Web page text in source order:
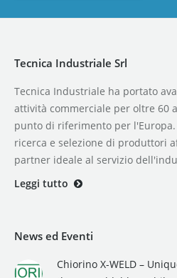
Tecnica Industriale Srl
Tecnica Industriale ha portato
attività commerciale per oltre 60
punto di riferimento per
ricerca e selezione di produttori
partner ideale al servizio
Leggi tutto
News ed Eventi
Chiorino X-WELD –